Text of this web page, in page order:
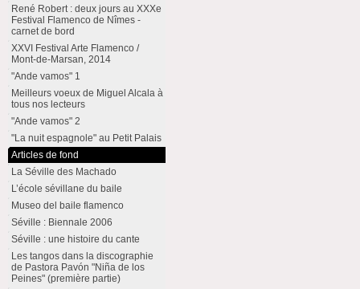
René Robert : deux jours au XXXe
Festival Flamenco de Nîmes -
carnet de bord
XXVI Festival Arte Flamenco /
Mont-de-Marsan, 2014
"Ande vamos" 1
Meilleurs voeux de Miguel Alcala à
tous nos lecteurs
"Ande vamos" 2
"La nuit espagnole" au Petit Palais
Articles de fond
La Séville des Machado
L’école sévillane du baile
Museo del baile flamenco
Séville : Biennale 2006
Séville : une histoire du cante
Les tangos dans la discographie
de Pastora Pavón "Niña de los
Peines" (première partie)